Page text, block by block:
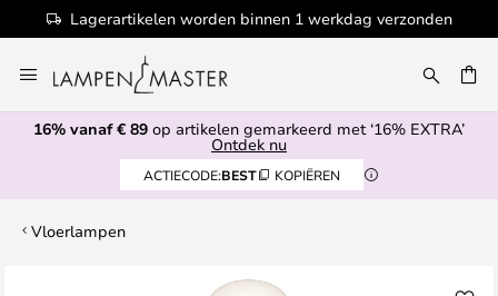
Lagerartikelen worden binnen 1 werkdag verzonden
naar
de
inhoud
16% vanaf € 89 op artikelen gemarkeerd met ‘16% EXTRA’
Ontdek nu
ACTIECODE:BEST KOPIËREN
Vloerlampen